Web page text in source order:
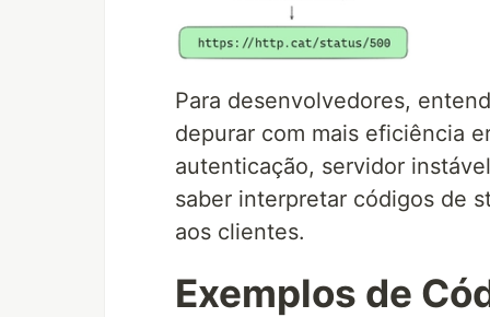
Para desenvolvedores,
depurar com mais eficiência
autenticação, servidor
saber interpretar códigos de
aos clientes.
Exemplos de